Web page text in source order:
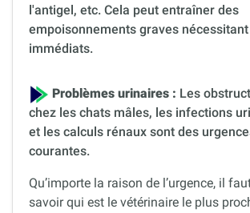
l'antigel, etc. Cela peut entraîner des
empoisonnements graves
immédiats.
Problèmes urinaires : Les
chez les chats mâles, les infections
et les calculs rénaux sont des
courantes.
Qu’importe la raison de l’urgence, il
savoir qui est le vétérinaire le plus